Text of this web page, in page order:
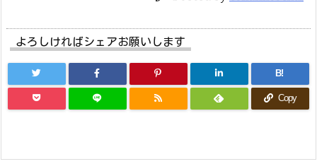
よろしければシェアお願いします
B!
Copy